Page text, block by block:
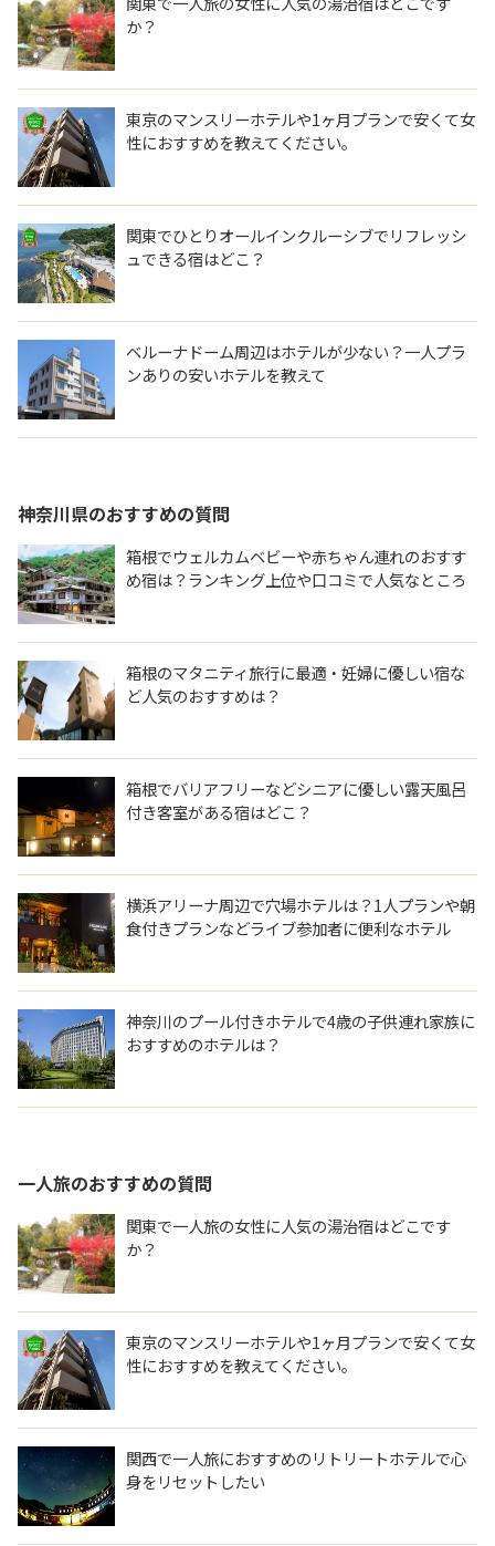
か？
東京のマンスリーホテルや1ヶ月プランで安くて女
性におすすめを教えてください。
関東でひとりオールインクルーシブでリフレッシ
ュできる宿はどこ？
ベルーナドーム周辺はホテルが少ない？一人プラ
ンありの安いホテルを教えて
神奈川県のおすすめの質問
箱根でウェルカムベビーや赤ちゃん連れのおすす
め宿は？ランキング上位や口コミで人気なところ
箱根のマタニティ旅行に最適・妊婦に優しい宿な
ど人気のおすすめは？
箱根でバリアフリーなどシニアに優しい露天風呂
付き客室がある宿はどこ？
横浜アリーナ周辺で穴場ホテルは？1人プランや朝
食付きプランなどライブ参加者に便利なホテル
神奈川のプール付きホテルで4歳の子供連れ家族に
おすすめのホテルは？
一人旅のおすすめの質問
関東で一人旅の女性に人気の湯治宿はどこです
か？
東京のマンスリーホテルや1ヶ月プランで安くて女
性におすすめを教えてください。
関西で一人旅におすすめのリトリートホテルで心
身をリセットしたい